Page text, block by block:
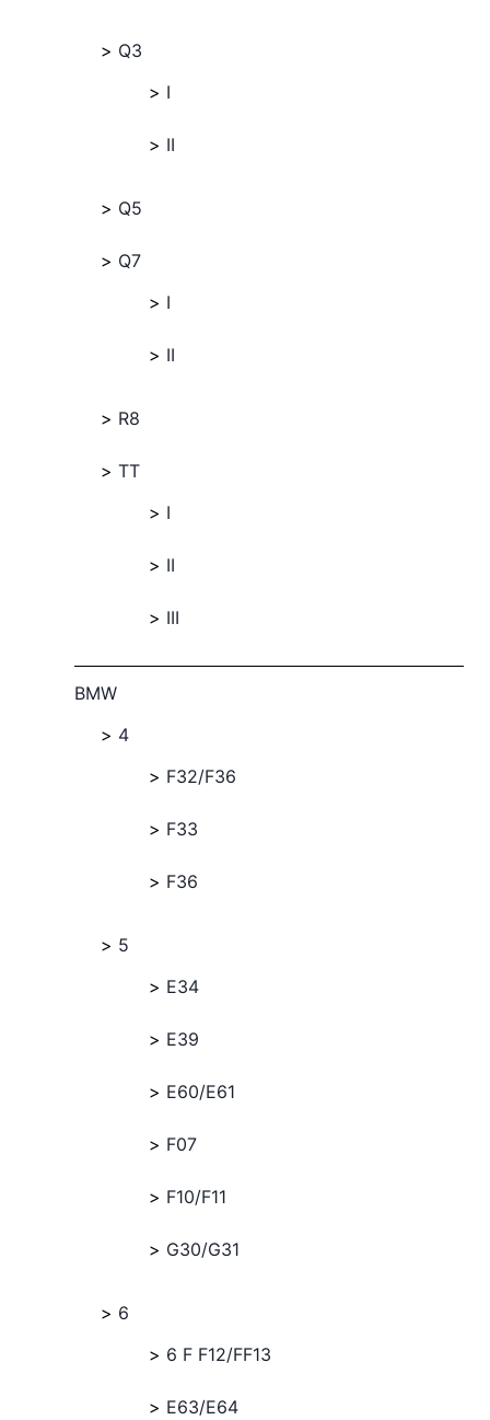
Q3
I
II
Q5
Q7
I
II
R8
TT
I
II
III
BMW
4
F32/F36
F33
F36
5
E34
E39
E60/E61
F07
F10/F11
G30/G31
6
6 F F12/FF13
E63/E64